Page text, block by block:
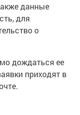
данные
для
о
дождаться ее
приходят в